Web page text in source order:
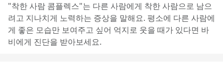
"착한 사람 콤플렉스"는 다른 사람에게 착한 사람으로 남으
려고 지나치게 노력하는 증상을 말해요. 평소에 다른 사람에
게 좋은 모습만 보여주고 싶어 억지로 웃을 때가 있다면 바
비에게 진단을 받아보세요.